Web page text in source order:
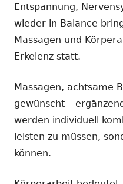
Entspannung,
wieder in Balance
Massagen und
Erkelenz statt.
Massagen, achtsame
gewünscht –
werden individuell
leisten zu müssen,
können.